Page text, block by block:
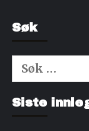
Søk
Søk
etter:
Siste